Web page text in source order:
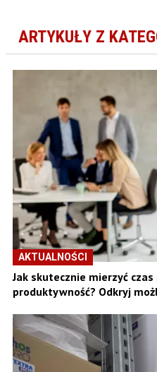
ARTYKUŁY Z
AKTUALNOŚCI
Jak skutecznie mierzyć
produktywność? Odkryj